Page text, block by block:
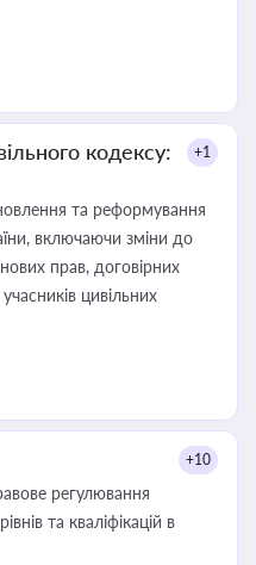
кодексу:
+1
та реформування
включаючи зміни до
прав, договірних
цивільних
+10
регулювання
та кваліфікацій в